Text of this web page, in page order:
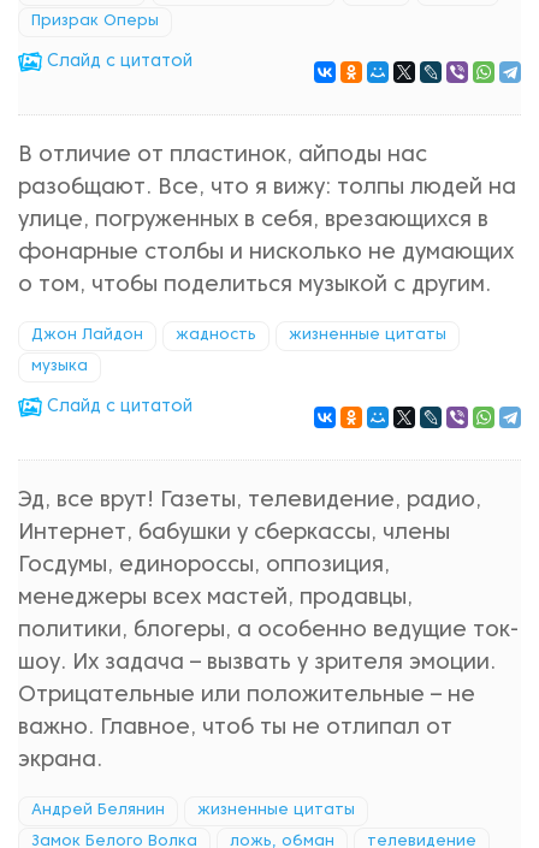
Призрак Оперы
Cлайд с цитатой
В отличие от пластинок, айподы нас
разобщают. Все, что я вижу: толпы людей на
улице, погруженных в себя, врезающихся в
фонарные столбы и нисколько не думающих
о том, чтобы поделиться музыкой с другим.
Джон Лайдон жадность жизненные цитаты
музыка
Cлайд с цитатой
Эд, все врут! Газеты, телевидение, радио,
Интернет, бабушки у сберкассы, члены
Госдумы, единороссы, оппозиция,
менеджеры всех мастей, продавцы,
политики, блогеры, а особенно ведущие ток-
шоу. Их задача – вызвать у зрителя эмоции.
Отрицательные или положительные – не
важно. Главное, чтоб ты не отлипал от
экрана.
Андрей Белянин жизненные цитаты
Замок Белого Волка ложь, обман телевидение